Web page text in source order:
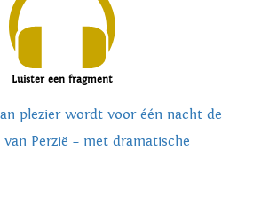
Luister een fragment
plezier wordt voor één nacht de
Perzië – met dramatische